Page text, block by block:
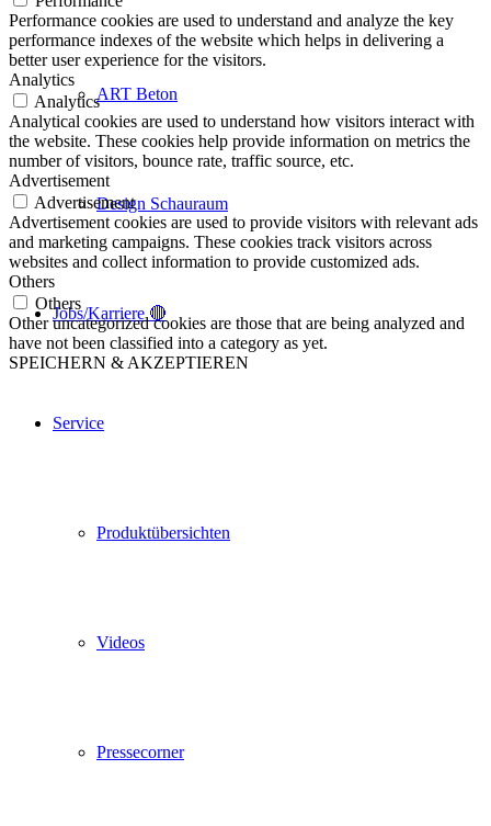
ART Beton
Design Schauraum
Jobs/Karriere 🔴
Service
Produktübersichten
Videos
Pressecorner
Performance cookies are used to understand and analyze the key
performance indexes of the website which helps in delivering a
better user experience for the visitors.
Analytics
Analytics
Analytical cookies are used to understand how visitors interact with
the website. These cookies help provide information on metrics the
number of visitors, bounce rate, traffic source, etc.
Advertisement
Advertisement
Advertisement cookies are used to provide visitors with relevant ads
and marketing campaigns. These cookies track visitors across
websites and collect information to provide customized ads.
Others
Others
Other uncategorized cookies are those that are being analyzed and
have not been classified into a category as yet.
SPEICHERN & AKZEPTIEREN